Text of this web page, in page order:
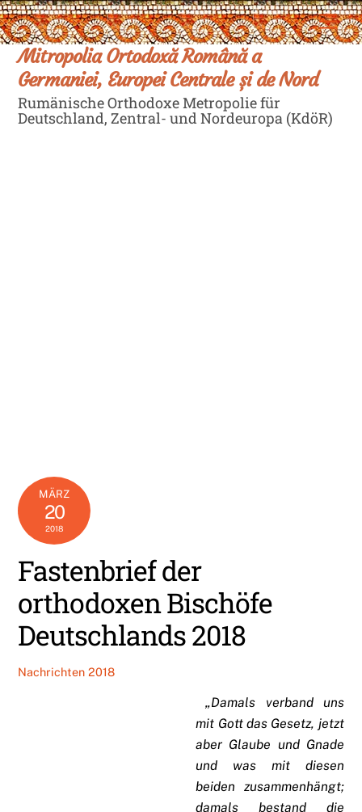
Skip
to
content
Mitropolia Ortodoxă Română a
Germaniei, Europei Centrale și de Nord
Rumänische Orthodoxe Metropolie für
Deutschland, Zentral- und Nordeuropa (KdöR)
MÄRZ
20
2018
Fastenbrief der
orthodoxen Bischöfe
Deutschlands 2018
Nachrichten 2018
„Damals verband uns
mit Gott das Gesetz, jetzt
aber Glaube und Gnade
und was mit diesen
beiden zusammenhängt;
damals bestand die